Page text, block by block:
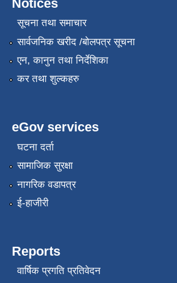
Notices
सूचना तथा समाचार
सार्वजनिक खरीद /बोलपत्र सूचना
एन, कानुन तथा निर्देशिका
कर तथा शुल्कहरु
eGov services
घटना दर्ता
सामाजिक सुरक्षा
नागरिक वडापत्र
ई-हाजीरी
Reports
वार्षिक प्रगति प्रतिवेदन